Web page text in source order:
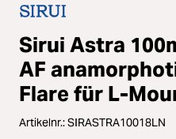
Licht & Studio
Sirui Astra
AF
Flare für L-
Artikelnr.:SIRASTRA10018LN